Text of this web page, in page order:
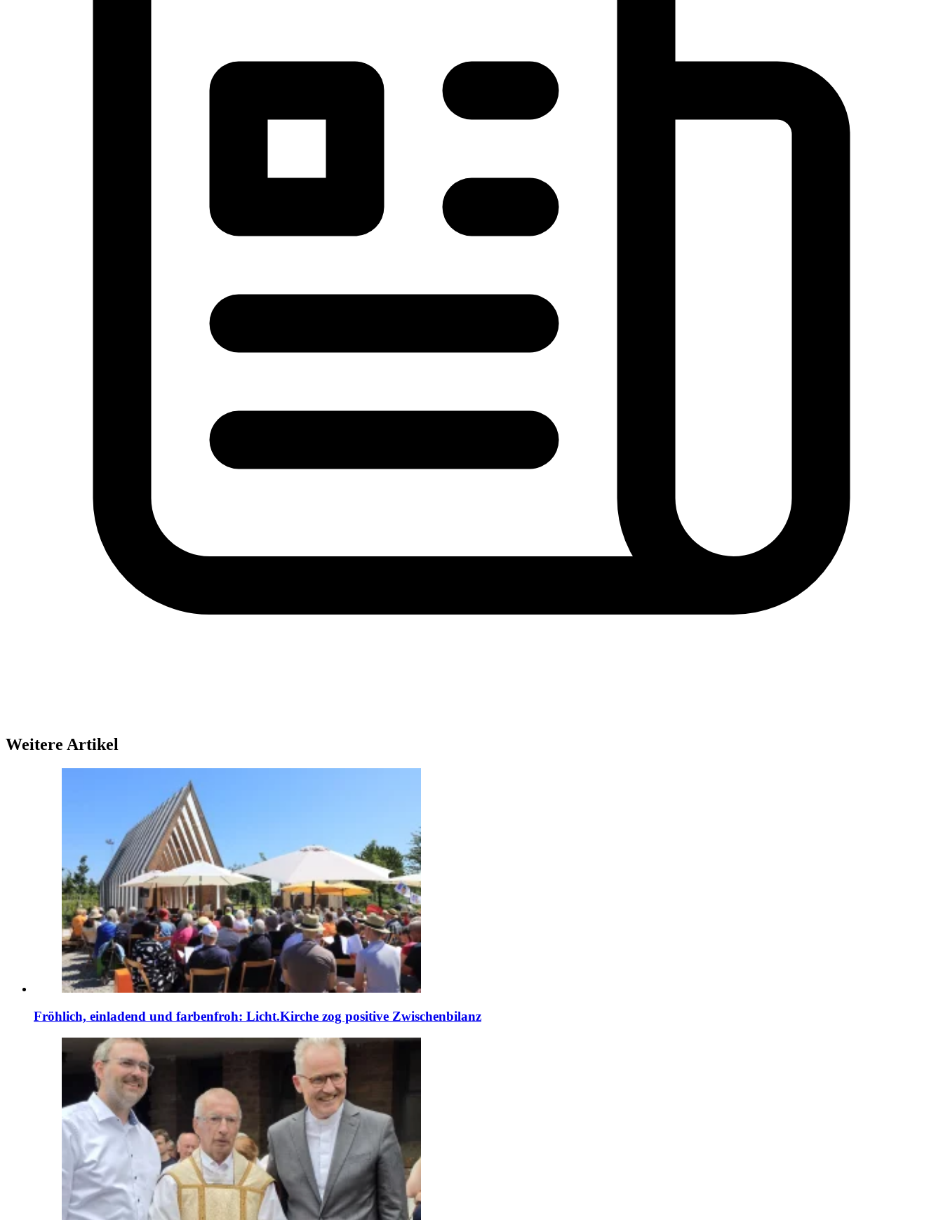
Weitere Artikel
Fröhlich, einladend und farbenfroh: Licht.Kirche zog positive Zwischenbilanz